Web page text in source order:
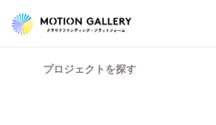
プロジェクトを探す